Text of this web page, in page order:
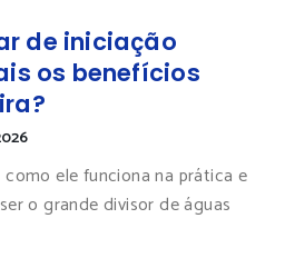
de iniciação
os benefícios
ele funciona na prática e
o grande divisor de águas